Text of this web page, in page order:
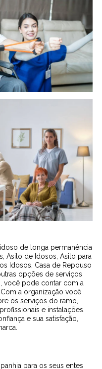
de longa permanência
Asilo de Idosos, Asilo para
Idosos, Casa de Repouso
opções de serviços
você pode contar com a
a organização você
os serviços do ramo,
e instalações.
e sua satisfação,
para os seus entes